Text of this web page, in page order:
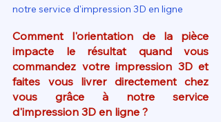
notre service d'impression 3D en ligne
Comment l'orientation de la pièce
impacte le résultat quand vous
commandez votre impression 3D et
faites vous livrer directement chez
vous grâce à notre service
d'impression 3D en ligne ?